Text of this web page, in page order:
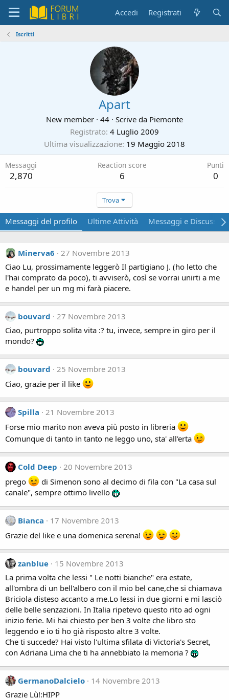
Accedi Registrati
Iscritti
Apart
New member · 44 · Scrive da Piemonte
Registrato 4 Luglio 2009
Ultima visualizzazione 19 Maggio 2018
Messaggi
2,870
Reaction score
6
Punti
0
Trova
Messaggi del profilo Ultime Attività Messaggi e
Minerva6
27 Novembre 2013
Ciao Lu, prossimamente leggerò Il partigiano J. (ho letto che
l'hai comprato da poco), ti avviserò, così se vorrai unirti a me
e handel per un mg mi farà piacere.
bouvard
27 Novembre 2013
Ciao, purtroppo solita vita :? tu, invece, sempre in giro per il
mondo?
bouvard
25 Novembre 2013
Ciao, grazie per il like
Spilla
21 Novembre 2013
Forse mio marito non aveva più posto in libreria
Comunque di tanto in tanto ne leggo uno, sta' all'erta
Cold Deep
20 Novembre 2013
prego
di Simenon sono al decimo di fila con "La casa sul
canale", sempre ottimo livello
Bianca
17 Novembre 2013
Grazie del like e una domenica serena!
zanblue
15 Novembre 2013
La prima volta che lessi " Le notti bianche" era estate,
all'ombra di un bell'albero con il mio bel cane,che si chiamava
Briciola disteso accanto a me.Lo lessi in due giorni e mi lasciò
delle belle senzazioni. In Italia ripetevo questo rito ad ogni
inizio ferie. Mi hai chiesto per ben 3 volte che libro sto
leggendo e io ti ho già risposto altre 3 volte.
Che ti succede? Hai visto l'ultima sfilata di Victoria's Secret,
con Adriana Lima che ti ha annebbiato la memoria ?
GermanoDalcielo
14 Novembre 2013
Grazie Lù!:HIPP